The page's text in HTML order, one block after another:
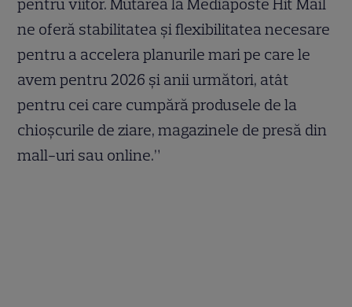
pentru viitor. Mutarea la Mediaposte Hit Mail
ne oferă stabilitatea și flexibilitatea necesare
pentru a accelera planurile mari pe care le
avem pentru 2026 și anii următori, atât
pentru cei care cumpără produsele de la
chioșcurile de ziare, magazinele de presă din
mall-uri sau online.”